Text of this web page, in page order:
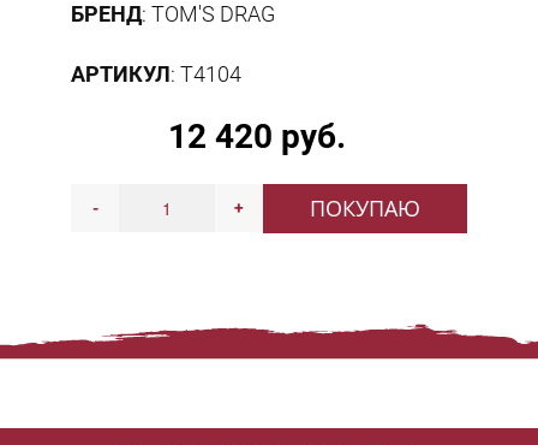
12 420 руб.
ПОКУПАЮ
- +
БРЕНД: TOM'S DRAG
АРТИКУЛ: T4104